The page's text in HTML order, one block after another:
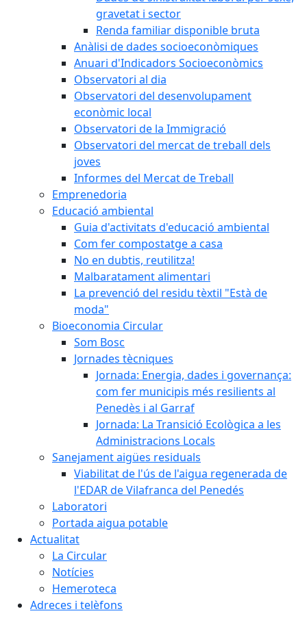
gravetat i sector
Renda familiar disponible bruta
Anàlisi de dades socioeconòmiques
Anuari d'Indicadors Socioeconòmics
Observatori al dia
Observatori del desenvolupament
econòmic local
Observatori de la Immigració
Observatori del mercat de treball dels
joves
Informes del Mercat de Treball
Emprenedoria
Educació ambiental
Guia d'activitats d'educació ambiental
Com fer compostatge a casa
No en dubtis, reutilitza!
Malbaratament alimentari
La prevenció del residu tèxtil "Està de
moda"
Bioeconomia Circular
Som Bosc
Jornades tècniques
Jornada: Energia, dades i governança:
com fer municipis més resilients al
Penedès i al Garraf
Jornada: La Transició Ecològica a les
Administracions Locals
Sanejament aigües residuals
Viabilitat de l'ús de l'aigua regenerada de
l'EDAR de Vilafranca del Penedés
Laboratori
Portada aigua potable
Actualitat
La Circular
Notícies
Hemeroteca
Adreces i telèfons